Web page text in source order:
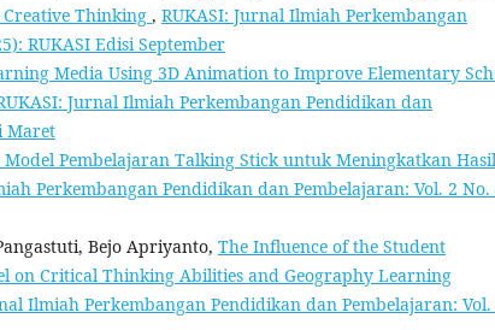
Thinking , RUKASI: Jurnal Ilmiah Perkembangan
RUKASI Edisi September
Media Using 3D Animation to Improve Elementary
Jurnal Ilmiah Perkembangan Pendidikan dan
Maret
Model Pembelajaran Talking Stick untuk Meningkatkan Hasil
Perkembangan Pendidikan dan Pembelajaran: Vol. 2 No.
Bejo Apriyanto, The Influence of the Student
on Critical Thinking Abilities and Geography Learning
Ilmiah Perkembangan Pendidikan dan Pembelajaran: Vol.